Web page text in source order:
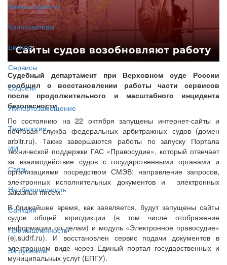
Банки и финтех
Криптоактивы
Бизнес
Сервисы
Соцсети
Импортозамещение
Технологии
ИИ
Связь
Нацбезопасность
Санкции
Промышленность
За рубежом
Судебный департамент при Верховном суде России
сообщил о восстановлении работы части сервисов
после продолжительного и масштабного инцидента
безопасности.
По состоянию на 22 октября запущены интернет-сайты и
почтовая служба федеральных арбитражных судов (домен
arbitr.ru). Также завершаются работы по запуску Портала
технической поддержки ГАС «Правосудие», который отвечает
за взаимодействие судов с государственными органами и
организациями посредством СМЭВ: направление запросов,
электронных исполнительных документов и электронных
заказных писем.
В ближайшее время, как заявляется, будут запущены сайты
судов общей юрисдикции (в том числе отображение
информации по делам) и модуль «Электронное правосудие»
(ej.sudrf.ru). И восстановлен сервис подачи документов в
электронном виде через Единый портал государственных и
муниципальных услуг (ЕПГУ).